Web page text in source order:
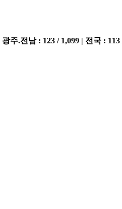
주.전남 : 123 / 1,099 | 전국 :